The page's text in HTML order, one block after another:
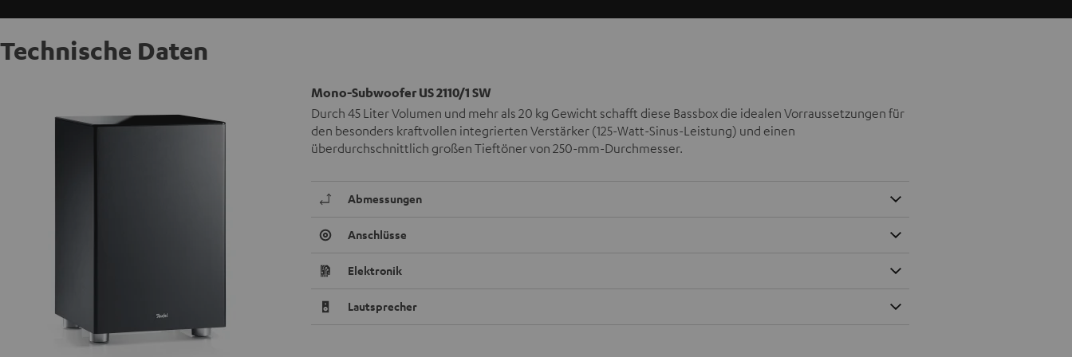
Technische Daten
Mono-Subwoofer US 2110/1 SW
Durch 45 Liter Volumen und mehr als 20 kg Gewicht schafft diese Bassbox die idealen Vorraussetzungen für
den besonders kraftvollen integrierten Verstärker (125-Watt-Sinus-Leistung) und einen
überdurchschnittlich großen Tieftöner von 250-mm-Durchmesser.
Abmessungen
Anschlüsse
Elektronik
Lautsprecher